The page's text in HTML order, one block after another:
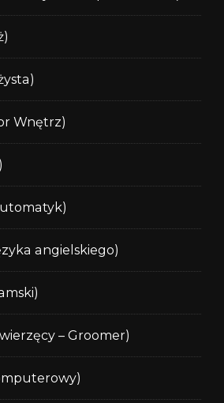
Wnętrz)
angielskiego)
– Groomer)